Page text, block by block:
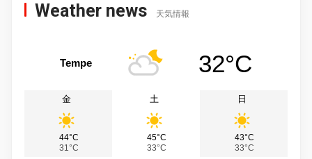
Weather news 天気情報
Tempe 32°C
金
44°C
31°C
土
45°C
33°C
日
43°C
33°C